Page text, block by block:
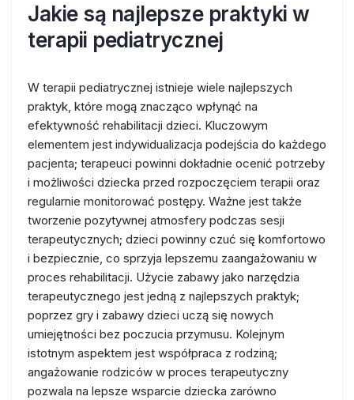
Jakie są najlepsze praktyki w
terapii pediatrycznej
W terapii pediatrycznej istnieje wiele najlepszych
praktyk, które mogą znacząco wpłynąć na
efektywność rehabilitacji dzieci. Kluczowym
elementem jest indywidualizacja podejścia do każdego
pacjenta; terapeuci powinni dokładnie ocenić potrzeby
i możliwości dziecka przed rozpoczęciem terapii oraz
regularnie monitorować postępy. Ważne jest także
tworzenie pozytywnej atmosfery podczas sesji
terapeutycznych; dzieci powinny czuć się komfortowo
i bezpiecznie, co sprzyja lepszemu zaangażowaniu w
proces rehabilitacji. Użycie zabawy jako narzędzia
terapeutycznego jest jedną z najlepszych praktyk;
poprzez gry i zabawy dzieci uczą się nowych
umiejętności bez poczucia przymusu. Kolejnym
istotnym aspektem jest współpraca z rodziną;
angażowanie rodziców w proces terapeutyczny
pozwala na lepsze wsparcie dziecka zarówno